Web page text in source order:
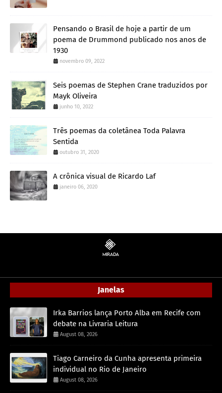
Pensando o Brasil de hoje a partir de um
poema de Drummond publicado nos anos de
1930
novembro 09, 2022
Seis poemas de Stephen Crane traduzidos por
Mayk Oliveira
junho 10, 2022
Três poemas da coletânea Toda Palavra
Sentida
outubro 31, 2020
A crônica visual de Ricardo Laf
janeiro 06, 2020
Janelas
Irka Barrios lança Porto Alba em Recife com
debate na Livraria Leitura
August 08, 2026
Tiago Carneiro da Cunha apresenta primeira
individual no Rio de Janeiro
August 08, 2026